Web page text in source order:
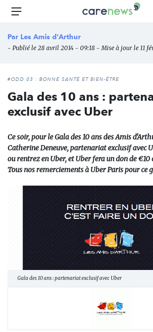
Aller
principal
Carenews,
des
l'engagement
Menu
Par Les Amis d'Arthur
- Publié le 28 avril 2014 - 09:18 - Mise à jour le 11
#ODD 03 : BONNE SANTÉ ET BIEN-ÊTRE
Gala des 10 ans :
exclusif avec Uber
Ce soir, pour le Gala des 10 ans des Amis
Catherine Deneuve, partenariat exclusif avec
ou rentrez en Uber, et Uber fera un don de
Tous nos remerciements à Uber Paris pour ce
Gala des 10 ans : partenariat exclusif avec Uber